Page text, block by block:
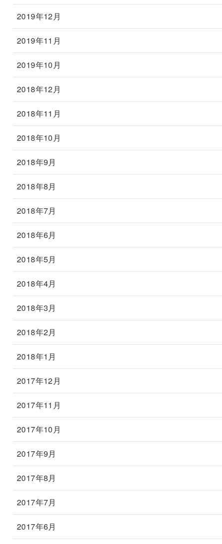
2019年12月
2019年11月
2019年10月
2018年12月
2018年11月
2018年10月
2018年9月
2018年8月
2018年7月
2018年6月
2018年5月
2018年4月
2018年3月
2018年2月
2018年1月
2017年12月
2017年11月
2017年10月
2017年9月
2017年8月
2017年7月
2017年6月